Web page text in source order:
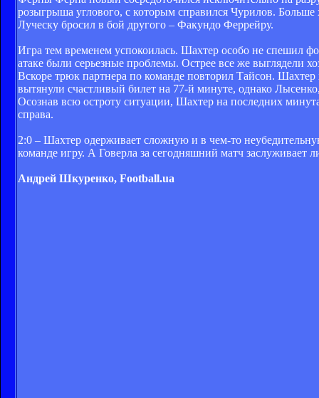
розыгрыша углового, с которым справился Чурилов.
Луческу бросил в бой другого – Факундо Феррейру.
Игра тем временем успокоилась. Шахтер особо не спешил
атаке были серьезные проблемы. Острее все же выглядели
Вскоре трюк партнера по команде повторил Тайсон.
вытянули счастливый билет на 77-й минуте, однако
Осознав всю остроту ситуации, Шахтер на последних
справа.
2:0 – Шахтер одерживает сложную и в чем-то
команде игру. А Говерла за сегодняшний матч заслуживает
Андрей Шкуренко, Football.ua